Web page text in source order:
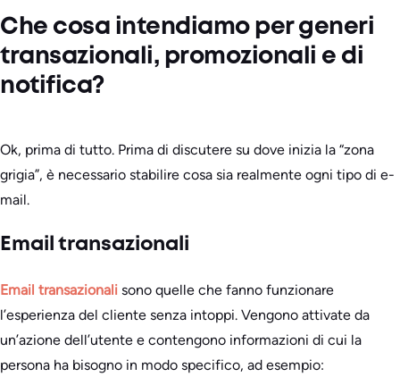
Che cosa intendiamo per generi
transazionali, promozionali e di
notifica?
Ok, prima di tutto. Prima di discutere su dove inizia la “zona
grigia”, è necessario stabilire cosa sia realmente ogni tipo di e-
mail.
Email transazionali
Email transazionali sono quelle che fanno funzionare
l’esperienza del cliente senza intoppi. Vengono attivate da
un’azione dell’utente e contengono informazioni di cui la
persona ha bisogno in modo specifico, ad esempio: